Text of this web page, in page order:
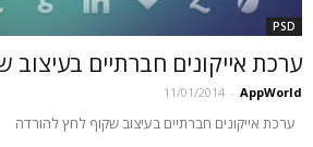
PSD
ערכת אייקונים חברתיים בעיצוב
AppWorld
-
11/01/2014
ערכת אייקונים חברתיים בעיצוב שקוף לחץ להורדה